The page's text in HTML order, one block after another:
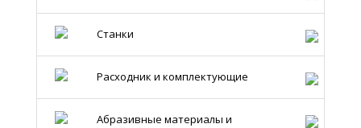
Станки
Расходник и комплектующие
Абразивные материалы и